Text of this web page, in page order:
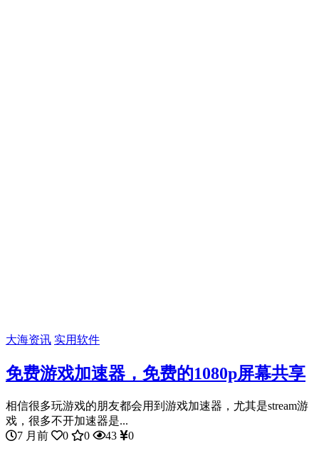
大海资讯 实用软件
免费游戏加速器，免费的1080p屏幕共享
相信很多玩游戏的朋友都会用到游戏加速器，尤其是stream游
戏，很多不开加速器是...
7 月前
0 0 43 0